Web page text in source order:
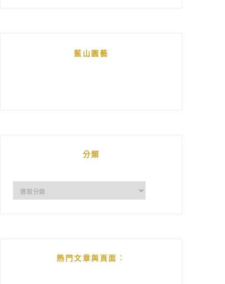
藍山園藝
分類
熱門文章與頁面︰